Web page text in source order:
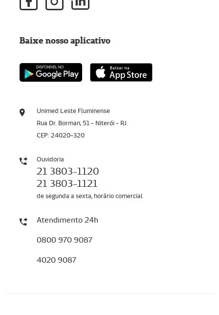
Unimed Leste Fluminense
Rua Dr. Borman, 51 - Niterói - RJ
CEP: 24020-320
Ouvidoria
21 3803-1120
21 3803-1121
de segunda a sexta, horário comercial
Atendimento 24h
0800 970 9087
4020 9087
Baixe nosso aplicativo